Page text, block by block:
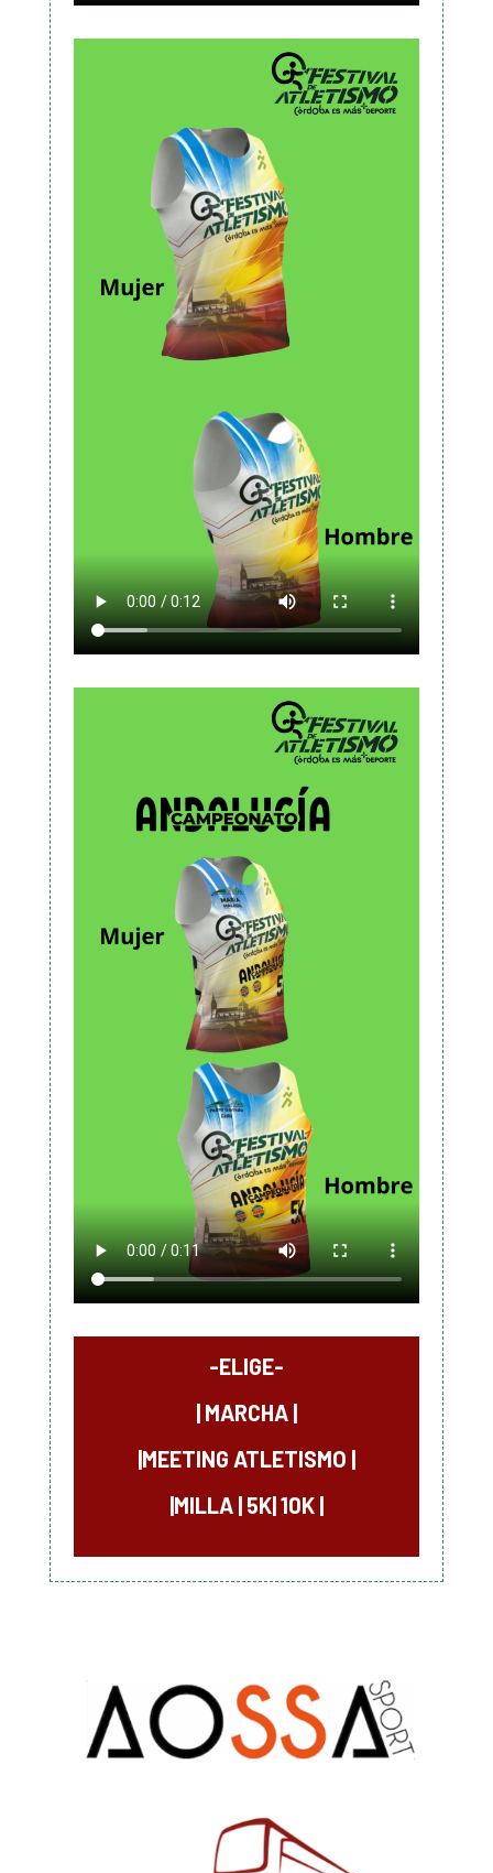
-ELIGE-
| MARCHA|
|MEETING ATLETISMO |
|MILLA| 5K|10K|